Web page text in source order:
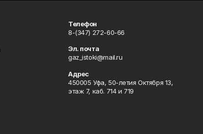
Телефон
8-(347) 272-60-66
Эл. почта
gaz_istoki@mail.ru
Адрес
450005 Уфа, 50-летия Октября 13,
этаж 7, каб. 714 и 719